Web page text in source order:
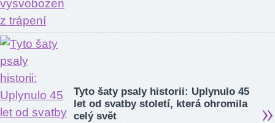
Tyto šaty psaly historii: Uplynulo 45
let od svatby století, která ohromila
celý svět